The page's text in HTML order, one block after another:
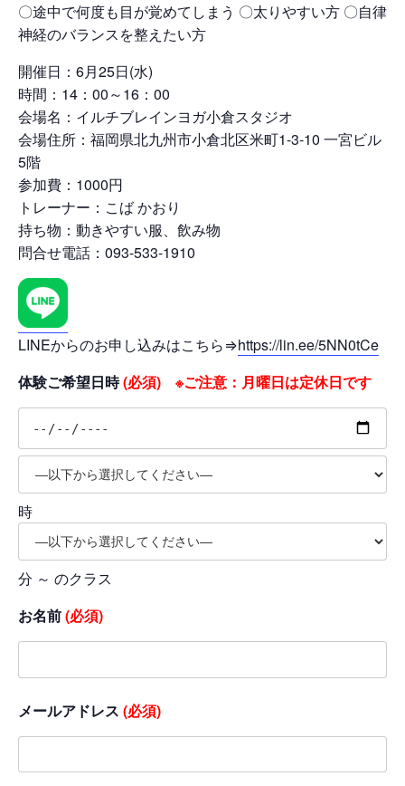
〇途中で何度も目が覚めてしまう 〇太りやすい方 〇自律
神経のバランスを整えたい方
開催日：6月25日(水)
時間：14：00～16：00
会場名：イルチブレインヨガ小倉スタジオ
会場住所：福岡県北九州市小倉北区米町1-3-10 一宮ビル
5階
参加費：1000円
トレーナー：こば かおり
持ち物：動きやすい服、飲み物
問合せ電話：093-533-1910
LINEからのお申し込みはこちら⇒https://lin.ee/5NN0tCe
体験ご希望日時(必須) ※ご注意：月曜日は定休日です
時
分 ～ のクラス
お名前(必須)
メールアドレス (必須)